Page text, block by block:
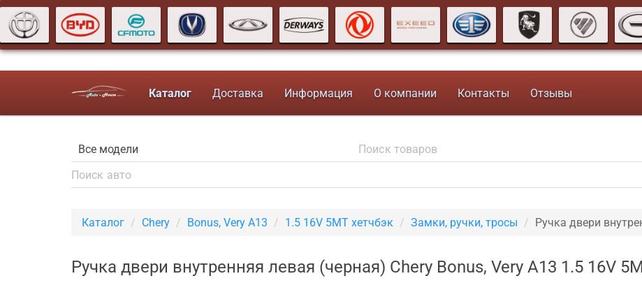
Каталог Доставка Информация О компании Контакты Отзывы
Каталог Chery Bonus, Very A13 1.5 16V 5MT хетчбэк Замки, ручки, тросы Ручка двери
Ручка двери внутренняя левая (черная) Chery Bonus, Very A13 1.5 16V